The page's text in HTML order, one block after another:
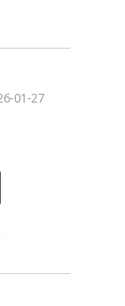
01-27